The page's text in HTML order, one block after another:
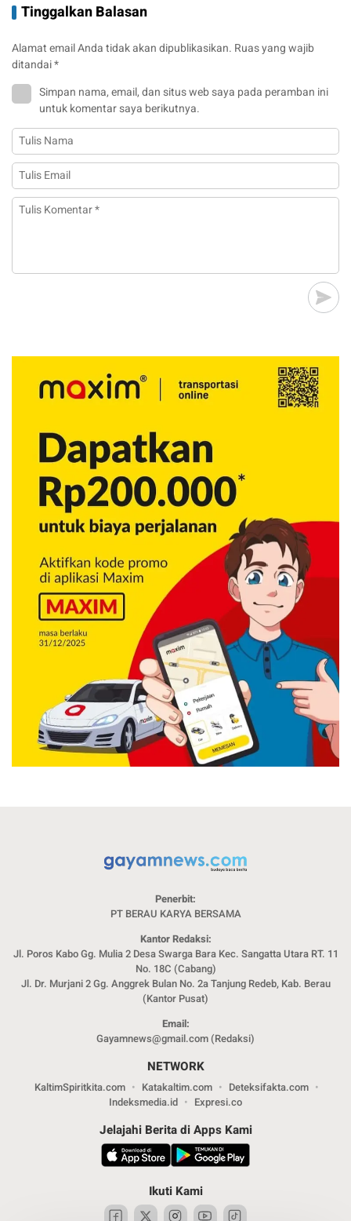
Tinggalkan Balasan
Alamat email Anda tidak akan dipublikasikan. Ruas yang wajib
ditandai*
Simpan nama, email, dan situs web saya pada peramban ini
untuk komentar saya berikutnya.
Penerbit:
PT BERAU KARYA BERSAMA
Kantor Redaksi:
Jl. Poros Kabo Gg. Mulia 2 Desa Swarga Bara Kec. Sangatta Utara RT. 11
No. 18C (Cabang)
Jl. Dr. Murjani 2 Gg. Anggrek Bulan No. 2a Tanjung Redeb, Kab. Berau
(Kantor Pusat)
Email:
Gayamnews@gmail.com (Redaksi)
NETWORK
KaltimSpiritkita.com Katakaltim.com
Deteksifakta.com
Indeksmedia.id
Expresi.co
Jelajahi Berita di Apps Kami
Ikuti Kami